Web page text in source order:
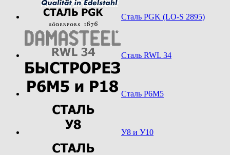
Сталь PGK (LO-S 2895)
Сталь RWL 34
Сталь Р6М5
У8 и У10